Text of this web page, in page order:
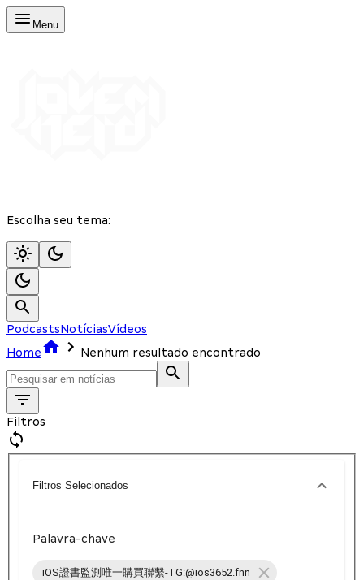
Menu
Escolha seu tema:
PodcastsNotíciasVídeos
Home
Nenhum resultado encontrado
Filtros
Filtros Selecionados
Palavra-chave
iOS證書監測唯一購買聯繫-TG:@ios3652.fnn